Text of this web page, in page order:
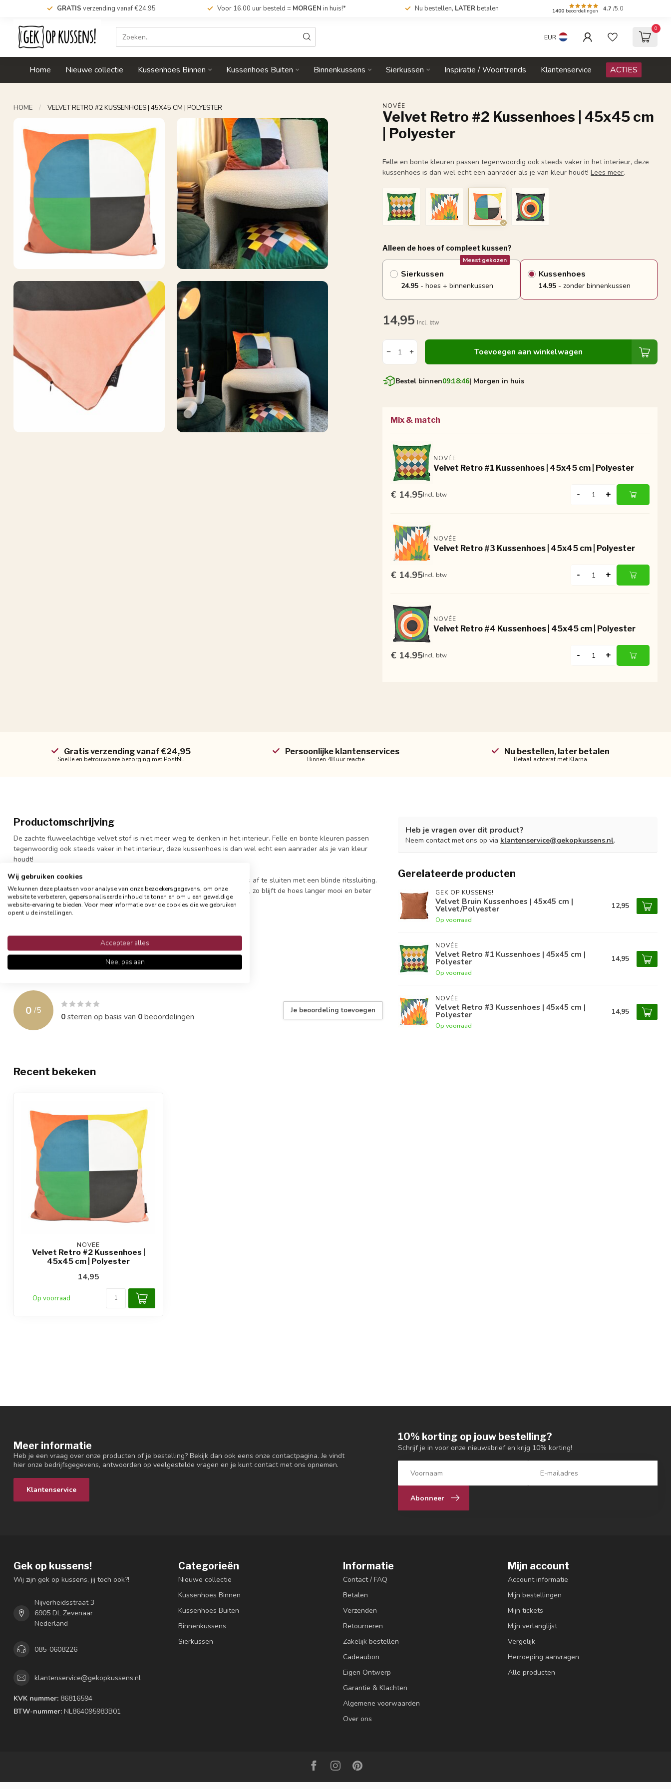
GRATIS verzending vanaf €24,95 Voor 16.00 uur besteld = MORGEN in huis!* Nu bestellen, LATER betalen 1400 beoordelingen 4.7 /5.0
EUR
0
Home Nieuwe collectie Kussenhoes Binnen Kussenhoes Buiten Binnenkussens Sierkussen Inspiratie / Woontrends Klantenservice ACTIES
HOME / VELVET RETRO #2 KUSSENHOES | 45X45 CM | POLYESTER NOVÉE
Velvet Retro #2 Kussenhoes | 45x45 cm
| Polyester
Felle en bonte kleuren passen tegenwoordig ook steeds vaker in het interieur, deze
kussenhoes is dan wel echt een aanrader als je van kleur houdt!Lees meer.
Alleen de hoes of compleet kussen?
Sierkussen
Meest gekozen
24.95 - hoes + binnenkussen
Kussenhoes
14.95- zonder binnenkussen
14,95 Incl. btw
Toevoegen aan winkelwagen
Bestel binnen09:18:45| Morgen in huis
Mix & match
NOVÉE
Velvet Retro #1 Kussenhoes | 45x45 cm | Polyester
€ 14.95Incl. btw - +
NOVÉE
Velvet Retro #3 Kussenhoes | 45x45 cm | Polyester
€ 14.95Incl. btw - +
NOVÉE
Velvet Retro #4 Kussenhoes | 45x45 cm | Polyester
€ 14.95Incl. btw - +
Gratis verzending vanaf €24,95
Snelle en betrouwbare bezorging met PostNL
Persoonlijke klantenservices
Binnen 48 uur reactie
Nu bestellen, later betalen
Betaal achteraf met Klarna
Productomschrijving
De zachte fluweelachtige velvet stof is niet meer weg te denken in het interieur. Felle en bonte kleuren passen
tegenwoordig ook steeds vaker in het interieur, deze kussenhoes is dan wel echt een aanrader als je van kleur
houdt!
Zowel de voor- als achterkant zijn velvet met kleur, voelen zacht aan en is af te sluiten met een blinde ritssluiting.
Je kunt de hoes het beste op een milde manier (liefst op de hand) wassen, zo blijft de hoes langer mooi en beter
van vorm.
- Exclusief binnenkussen
0 /5
0sterren op basis van 0beoordelingen
Je beoordeling toevoegen
Heb je vragen over dit product?
Neem contact met ons op via klantenservice@gekopkussens.nl.
Gerelateerde producten
GEK OP KUSSENS!
Velvet Bruin Kussenhoes | 45x45 cm |
Velvet/Polyester
Op voorraad
12,95
NOVÉE
Velvet Retro #1 Kussenhoes | 45x45 cm |
Polyester
Op voorraad
14,95
NOVÉE
Velvet Retro #3 Kussenhoes | 45x45 cm |
Polyester
Op voorraad
14,95
Recent bekeken
NOVÉE
Velvet Retro #2 Kussenhoes |
45x45 cm | Polyester
14,95
Op voorraad
Meer informatie
Heb je een vraag over onze producten of je bestelling? Bekijk dan ook eens onze contactpagina. Je vindt
hier onze bedrijfsgegevens, antwoorden op veelgestelde vragen en je kunt contact met ons opnemen.
Klantenservice
10% korting op jouw bestelling?
Schrijf je in voor onze nieuwsbrief en krijg 10% korting!
Abonneer
Gek op kussens!
Wij zijn gek op kussens, jij toch ook?!
Nijverheidsstraat 3
6905 DL Zevenaar
Nederland
085-0608226
klantenservice@gekopkussens.nl
KVK nummer: 86816594
BTW-nummer: NL864095983B01
Categorieën
Nieuwe collectie
Kussenhoes Binnen
Kussenhoes Buiten
Binnenkussens
Sierkussen
Informatie
Contact / FAQ
Betalen
Verzenden
Retourneren
Zakelijk bestellen
Cadeaubon
Eigen Ontwerp
Garantie & Klachten
Algemene voorwaarden
Over ons
Mijn account
Account informatie
Mijn bestellingen
Mijn tickets
Mijn verlanglijst
Vergelijk
Herroeping aanvragen
Alle producten
Wij gebruiken cookies
We kunnen deze plaatsen voor analyse van onze bezoekersgegevens, om onze
website te verbeteren, gepersonaliseerde inhoud te tonen en om u een geweldige
website-ervaring te bieden. Voor meer informatie over de cookies die we gebruiken
opent u de instellingen.
Accepteer alles
Nee, pas aan